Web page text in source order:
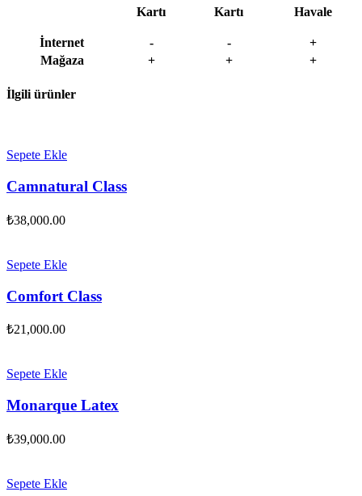
Kartı Kartı Havale
İnternet - -
+
Mağaza
+ + +
İlgili ürünler
Sepete Ekle
Camnatural Class
₺38,000.00
Sepete Ekle
Comfort Class
₺21,000.00
Sepete Ekle
Monarque Latex
₺39,000.00
Sepete Ekle